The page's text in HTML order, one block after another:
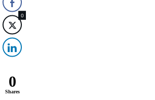
0
0
Shares